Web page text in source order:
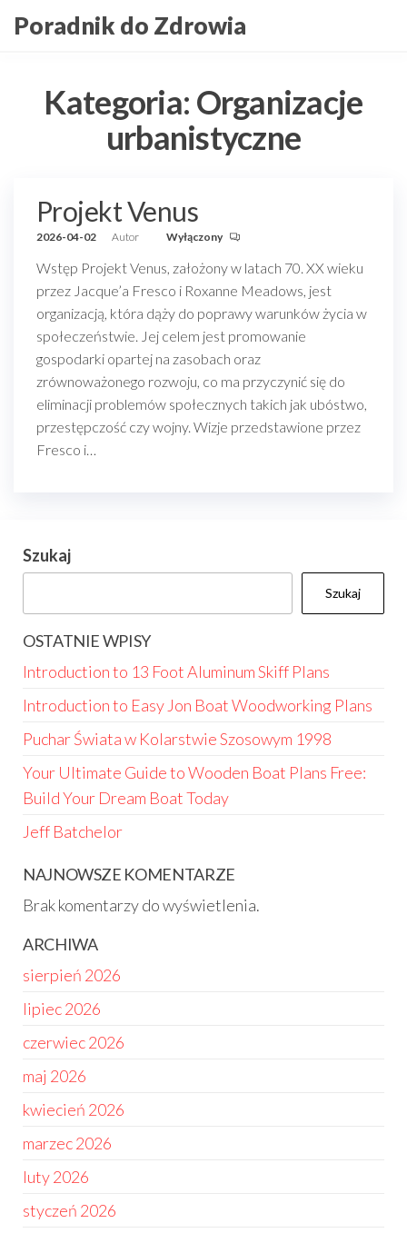
doPoradnik do Zdrowia
Kategoria: Organizacje
urbanistyczne
Projekt Venus
2026-04-02 Autor Wyłączony
Wstęp Projekt Venus, założony w latach 70. XX wieku
przez Jacque’a Fresco i Roxanne Meadows, jest
organizacją, która dąży do poprawy warunków życia w
społeczeństwie. Jej celem jest promowanie
gospodarki opartej na zasobach oraz
zrównoważonego rozwoju, co ma przyczynić się do
eliminacji problemów społecznych takich jak ubóstwo,
przestępczość czy wojny. Wizje przedstawione przez
Fresco i…
Szukaj
Szukaj
OSTATNIE WPISY
Introduction to 13 Foot Aluminum Skiff Plans
Introduction to Easy Jon Boat Woodworking Plans
Puchar Świata w Kolarstwie Szosowym 1998
Your Ultimate Guide to Wooden Boat Plans Free:
Build Your Dream Boat Today
Jeff Batchelor
NAJNOWSZE KOMENTARZE
Brak komentarzy do wyświetlenia.
ARCHIWA
sierpień 2026
lipiec 2026
czerwiec 2026
maj 2026
kwiecień 2026
marzec 2026
luty 2026
styczeń 2026